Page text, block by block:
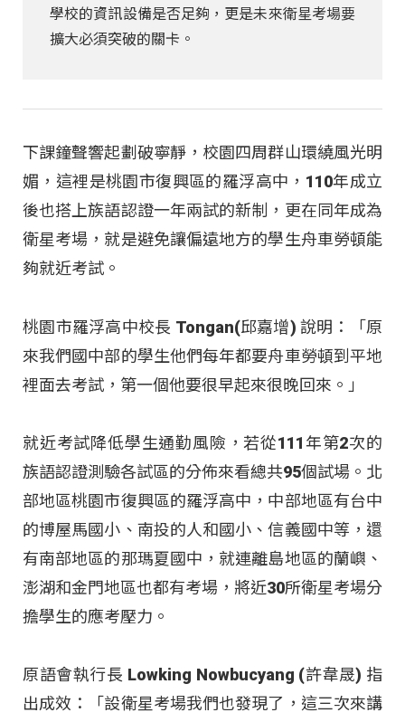
學校的資訊設備是否足夠，更是未來衛星考場要
擴大必須突破的關卡。
下課鐘聲響起劃破寧靜，校園四周群山環繞風光明
媚，這裡是桃園市復興區的羅浮高中，110年成立
後也搭上族語認證一年兩試的新制，更在同年成為
衛星考場，就是避免讓偏遠地方的學生舟車勞頓能
夠就近考試。
桃園市羅浮高中校長 Tongan(邱嘉增) 說明：「原
來我們國中部的學生他們每年都要舟車勞頓到平地
裡面去考試，第一個他要很早起來很晚回來。」
就近考試降低學生通勤風險，若從111年第2次的
族語認證測驗各試區的分佈來看總共95個試場。北
部地區桃園市復興區的羅浮高中，中部地區有台中
的博屋馬國小、南投的人和國小、信義國中等，還
有南部地區的那瑪夏國中，就連離島地區的蘭嶼、
澎湖和金門地區也都有考場，將近30所衛星考場分
擔學生的應考壓力。
原語會執行長 Lowking Nowbucyang (許韋晟) 指
出成效：「設衛星考場我們也發現了，這三次來講